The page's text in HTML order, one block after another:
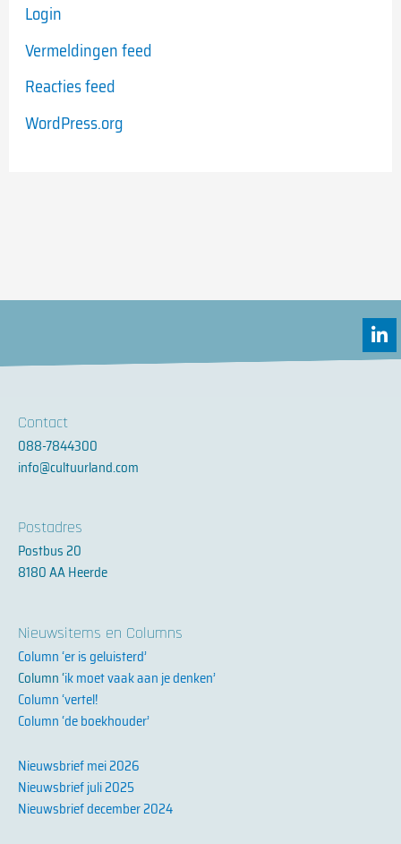
Login
Vermeldingen feed
Reacties feed
WordPress.org
L
i
n
Contact
088-7844300
info@cultuurland.com
Postadres
Postbus 20
8180 AA Heerde
Nieuwsitems en Columns
Column ‘er is geluisterd’
Column ‘ik moet vaak aan je denken’
Column ‘vertel!
Column ‘de boekhouder’
Nieuwsbrief mei 2026
Nieuwsbrief juli 2025
Nieuwsbrief december 2024